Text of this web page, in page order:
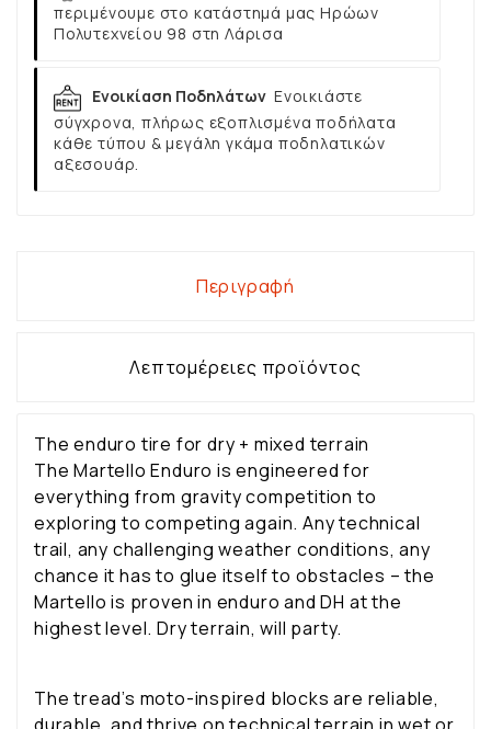
περιμένουμε στο κατάστημά μας Ηρώων
Πολυτεχνείου 98 στη Λάρισα
Ενοικίαση Ποδηλάτων Ενοικιάστε
σύγχρονα, πλήρως εξοπλισμένα ποδήλατα
κάθε τύπου & μεγάλη γκάμα ποδηλατικών
αξεσουάρ.
Περιγραφή
Λεπτομέρειες προϊόντος
The enduro tire for dry + mixed terrain
The Martello Enduro is engineered for
everything from gravity competition to
exploring to competing again. Any technical
trail, any challenging weather conditions, any
chance it has to glue itself to obstacles – the
Martello is proven in enduro and DH at the
highest level. Dry terrain, will party.
The tread’s moto-inspired blocks are reliable,
durable, and thrive on technical terrain in wet or